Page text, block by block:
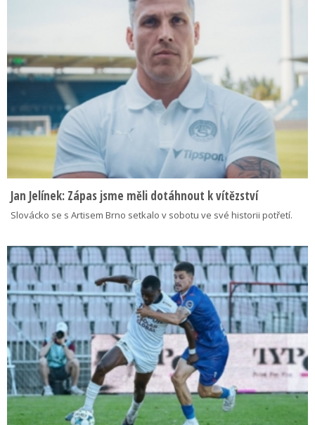
Jan Jelínek: Zápas jsme měli dotáhnout k vítězství
Slovácko se s Artisem Brno setkalo v sobotu ve své historii potřetí.